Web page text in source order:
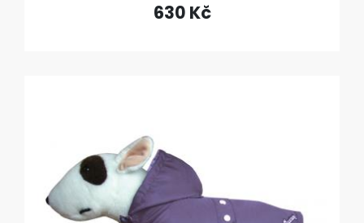
630 Kč